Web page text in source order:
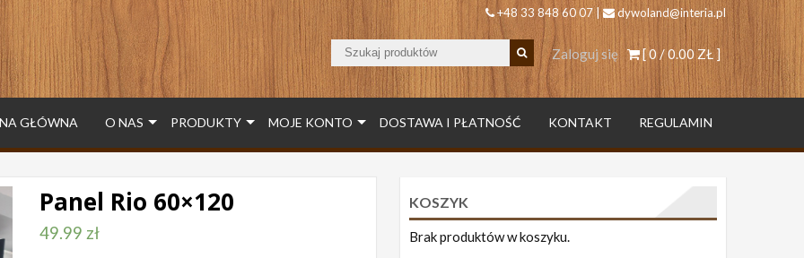
+48 33 848 60 07 | dywoland@interia.pl
[ 0 /0.00 ZŁ]
Zaloguj się
GŁÓWNA O NAS PRODUKTY MOJE KONTO DOSTAWA I PŁATNOŚĆ KONTAKT REGULAMIN
Panel Rio 60×120
49.99 zł
KOSZYK
Brak produktów w koszyku.